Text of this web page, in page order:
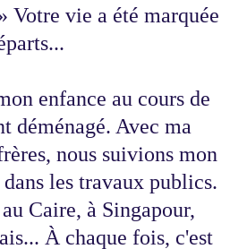
Votre vie a été marquée
enfance au cours de
déménagé. Avec ma
nous suivions mon
les travaux publics.
Caire, à Singapour,
À chaque fois, c'est